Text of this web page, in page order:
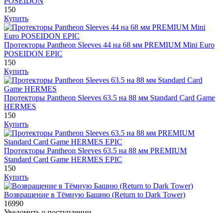
150
Купить
Протекторы Pantheon Sleeves 44 на 68 мм PREMIUM Mini Euro
POSEIDON EPIC
150
Купить
Протекторы Pantheon Sleeves 63.5 на 88 мм Standard Card Game
HERMES
150
Купить
Протекторы Pantheon Sleeves 63.5 на 88 мм PREMIUM
Standard Card Game HERMES EPIC
150
Купить
Возвращение в Тёмную Башню (Return to Dark Tower)
16990